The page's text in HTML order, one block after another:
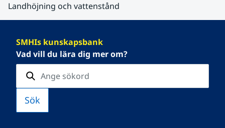
Landhöjning och vattenstånd
SMHIs kunskapsbank
Vad vill du lära dig mer om?